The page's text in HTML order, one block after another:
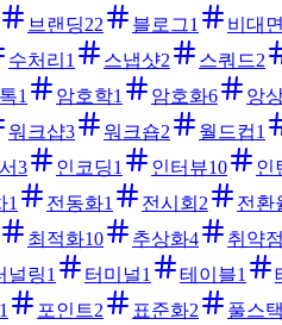
브랜딩22 블로그1 비대면
수처리 1 스냅샷2 스쿼드2
1 암호학1 암호화6 앙
워크샵3 워크숍2 월드컵1
3 인코딩1 인터뷰10 인
1 전동화1 전시회 2 전환
최적화10 추상화4 취약점
널링1 터미널1 테이블1
1 포인트2 표준화2 풀스택